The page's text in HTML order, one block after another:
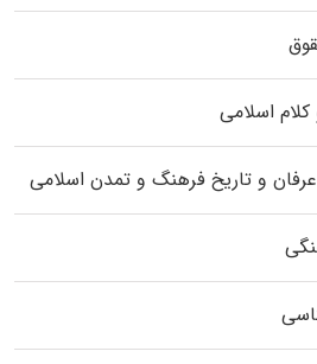
اسلامی
و تاریخ فرهنگ و تمدن اسلامی